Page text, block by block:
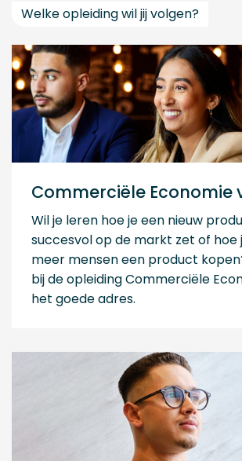
Welke opleiding wil jij volgen?
Commerciële Economie
Wil je leren hoe je een nieuw
succesvol op de markt zet of hoe
meer mensen een product
bij de opleiding Commerciële
het goede adres.